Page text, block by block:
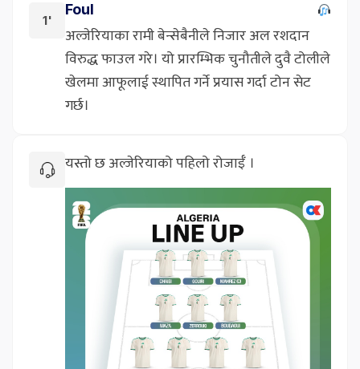
1'
Foul
अल्जेरियाका रामी बेन्सेबैनीले निजार अल रशदान
विरुद्ध फाउल गरे। यो प्रारम्भिक चुनौतीले दुवै टोलीले
खेलमा आफूलाई स्थापित गर्ने प्रयास गर्दा टोन सेट
गर्छ।
यस्तो छ अल्जेरियाको पहिलो रोजाईँ ।